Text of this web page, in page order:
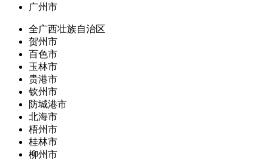
广州市
全广西壮族自治区
贺州市
百色市
玉林市
贵港市
钦州市
防城港市
北海市
梧州市
桂林市
柳州市